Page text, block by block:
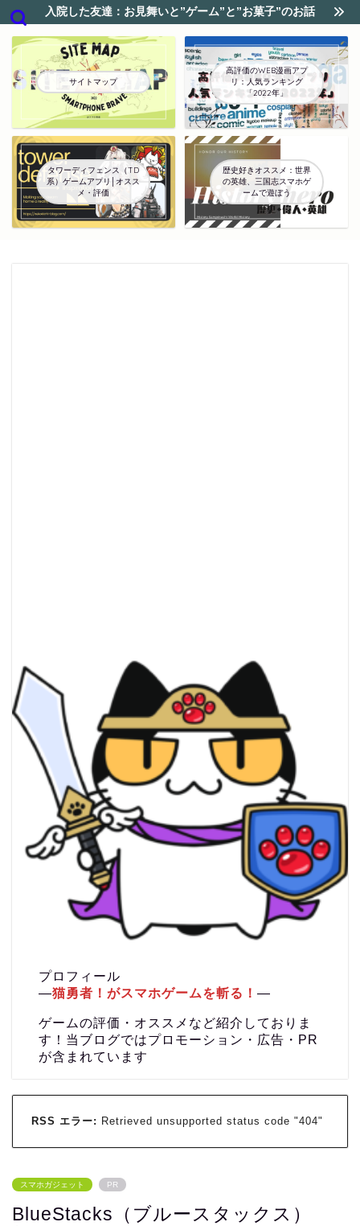
入院した友達：お見舞いと”ゲーム”と”お菓子”のお話
サイトマップ
高評価のWEB漫画アプ
リ：人気ランキング
「2022年」
タワーディフェンス（TD
系）ゲームアプリ│オスス
メ・評価
歴史好きオススメ：世界
の英雄、三国志スマホゲ
ームで遊ぼう
プロフィール
―猫勇者！がスマホゲームを斬る！―
ゲームの評価・オススメなど紹介しておりま
す！当ブログではプロモーション・広告・PR
が含まれています
RSS エラー: Retrieved unsupported status code "404"
スマホガジェット PR
BlueStacks（ブルースタックス）